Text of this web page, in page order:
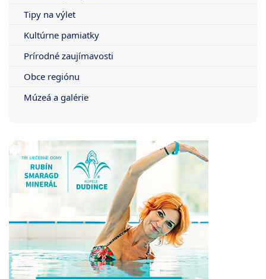
Tipy na výlet
Kultúrne pamiatky
Prírodné zaujímavosti
Obce regiónu
Múzeá a galérie